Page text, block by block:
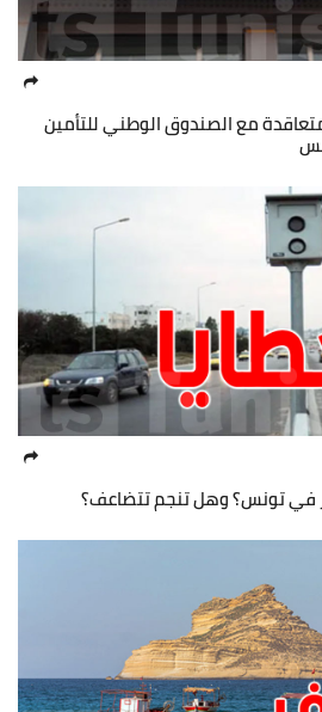
مع الصندوق الوطني للتأمين
في تونس؟ وهل تنجم تتضاعف؟